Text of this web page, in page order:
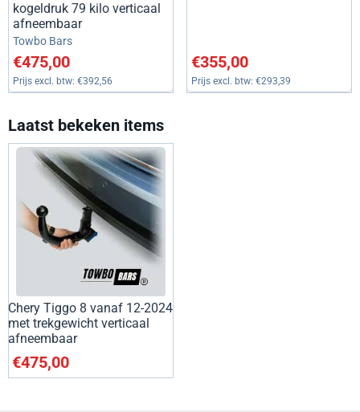
kogeldruk 79 kilo verticaal
afneembaar
Merk:
Towbo Bars
Prijs: 475,00, exclusief btw: 392,56
€475,00
Prijs excl. btw: €392,56
Prijs: 355,00, exclusief btw:
€355,00
Prijs excl. btw: €293,39
Laatst bekeken items
Chery Tiggo 8 vanaf 12-2024
met trekgewicht verticaal
afneembaar
€475,00